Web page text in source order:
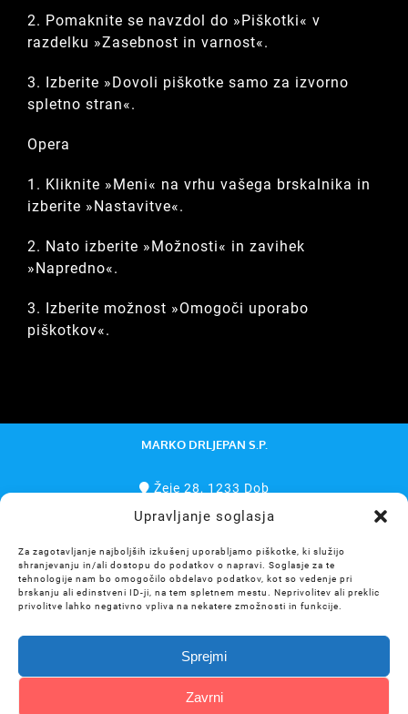
Upravljanje soglasja
Za zagotavljanje najboljših izkušenj uporabljamo piškotke, ki služijo
shranjevanju in/ali dostopu do podatkov o napravi. Soglasje za te
tehnologije nam bo omogočilo obdelavo podatkov, kot so vedenje pri
brskanju ali edinstveni ID-ji, na tem spletnem mestu. Neprivolitev ali preklic
privolitve lahko negativno vpliva na nekatere zmožnosti in funkcije.
Sprejmi
Zavrni
2. Pomaknite se navzdol do »Piškotki« v
razdelku »Zasebnost in varnost«.
3. Izberite »Dovoli piškotke samo za izvorno
spletno stran«.
Opera
1. Kliknite »Meni« na vrhu vašega brskalnika in
izberite »Nastavitve«.
2. Nato izberite »Možnosti« in zavihek
»Napredno«.
3. Izberite možnost »Omogoči uporabo
piškotkov«.
MARKO DRLJEPAN S.P.
Žeje 28, 1233 Dob
SI56 6100 0000 9979 513
(nisem zavezanec za DDV)
CarovnikMareCare
MagicShop.pro
InstantPano.com